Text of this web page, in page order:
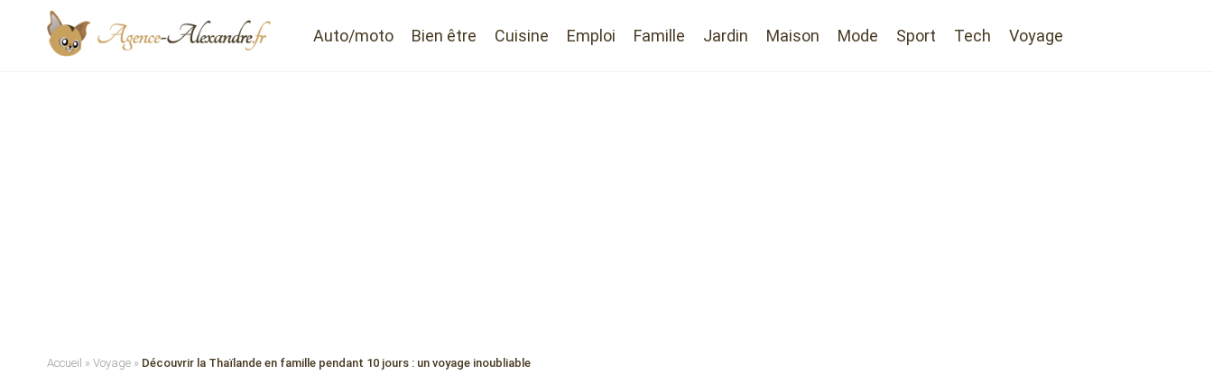
Auto/moto Bien être Cuisine Emploi Famille Jardin Maison Mode Sport Tech Voyage
Accueil » Voyage » Découvrir la Thaïlande en famille pendant 10 jours : un voyage inoubliable